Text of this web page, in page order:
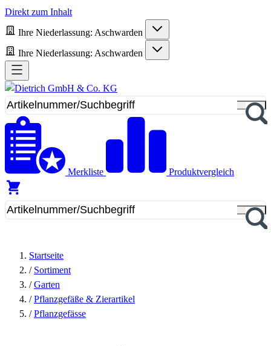
Direkt zum Inhalt
Ihre Niederlassung: Aschwarden
Ihre Niederlassung: Aschwarden
Merkliste Produktvergleich
Startseite
/ Sortiment
/ Garten
/ Pflanzgefäße & Zierartikel
/ Pflanzgefässe